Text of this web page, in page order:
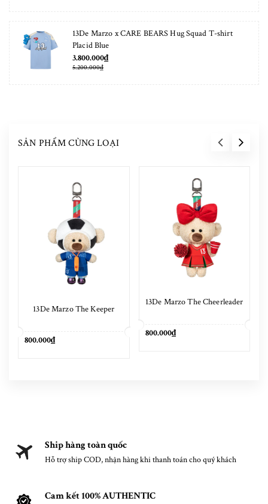
13De Marzo x CARE BEARS Hug Squad T-shirt
Placid Blue
3.800.000₫
5.200.000₫
SẢN PHẨM CÙNG LOẠI
13De Marzo The Keeper
800.000₫
13De Marzo The Cheerleader
800.000₫
Ship hàng toàn quốc
Hỗ trợ ship COD, nhận hàng khi thanh toán cho quý khách
Cam kết 100% AUTHENTIC